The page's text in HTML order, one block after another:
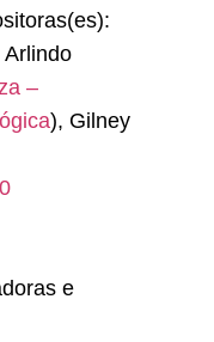
Arlindo
–
), Gilney
e